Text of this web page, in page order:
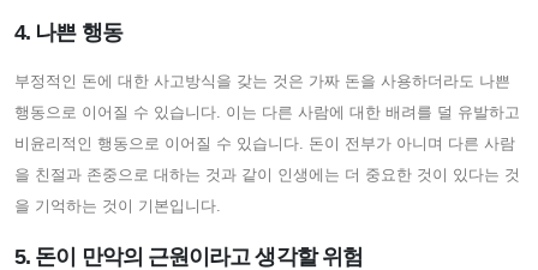
4. 나쁜 행동
부정적인 돈에 대한 사고방식을 갖는 것은 가짜 돈을 사용하더라도 나쁜
행동으로 이어질 수 있습니다. 이는 다른 사람에 대한 배려를 덜 유발하고
비윤리적인 행동으로 이어질 수 있습니다. 돈이 전부가 아니며 다른 사람
을 친절과 존중으로 대하는 것과 같이 인생에는 더 중요한 것이 있다는 것
을 기억하는 것이 기본입니다.
5. 돈이 만악의 근원이라고 생각할 위험